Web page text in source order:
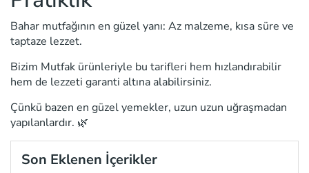
Bahar mutfağının en güzel yanı: Az malzeme, kısa süre ve
taptaze lezzet.
Bizim Mutfak ürünleriyle bu tarifleri hem hızlandırabilir
hem de lezzeti garanti altına alabilirsiniz.
Çünkü bazen en güzel yemekler, uzun uzun uğraşmadan
yapılanlardır. 🌿
Son Eklenen İçerikler